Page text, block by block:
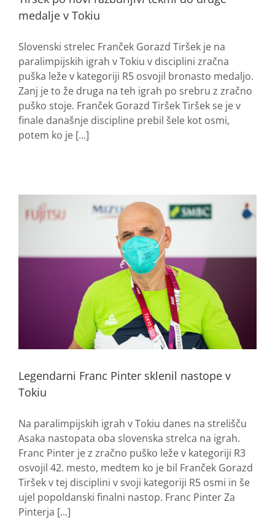
medalje v Tokiu
Slovenski strelec Franček Gorazd Tiršek je na
paralimpijskih igrah v Tokiu v disciplini zračna
puška leže v kategoriji R5 osvojil bronasto medaljo.
Zanj je to že druga na teh igrah po srebru z zračno
puško stoje. Franček Gorazd Tiršek Tiršek se je v
finale današnje discipline prebil šele kot osmi,
potem ko je [...]
Legendarni Franc Pinter sklenil nastope v
Tokiu
Na paralimpijskih igrah v Tokiu danes na strelišču
Asaka nastopata oba slovenska strelca na igrah.
Franc Pinter je z zračno puško leže v kategoriji R3
osvojil 42. mesto, medtem ko je bil Franček Gorazd
Tiršek v tej disciplini v svoji kategoriji R5 osmi in še
ujel popoldanski finalni nastop. Franc Pinter Za
Pinterja [...]